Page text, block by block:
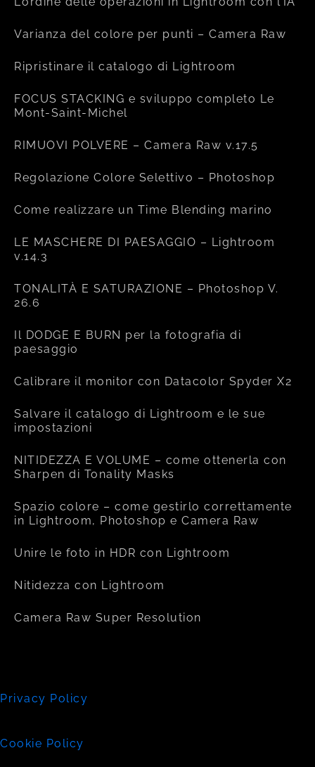
Varianza del colore per punti – Camera Raw
Ripristinare il catalogo di Lightroom
FOCUS STACKING e sviluppo completo Le
Mont-Saint-Michel
RIMUOVI POLVERE – Camera Raw v.17.5
Regolazione Colore Selettivo – Photoshop
Come realizzare un Time Blending marino
LE MASCHERE DI PAESAGGIO – Lightroom
v.14.3
TONALITÀ E SATURAZIONE – Photoshop V.
26.6
Il DODGE E BURN per la fotografia di
paesaggio
Calibrare il monitor con Datacolor Spyder X2
Salvare il catalogo di Lightroom e le sue
impostazioni
NITIDEZZA E VOLUME – come ottenerla con
Sharpen di Tonality Masks
Spazio colore – come gestirlo correttamente
in Lightroom, Photoshop e Camera Raw
Unire le foto in HDR con Lightroom
Nitidezza con Lightroom
Camera Raw Super Resolution
Privacy Policy
Cookie Policy